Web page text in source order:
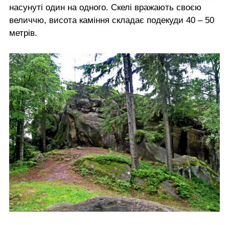
насунуті один на одного. Скелі вражають своєю
величчю, висота каміння складає подекуди 40 – 50
метрів.